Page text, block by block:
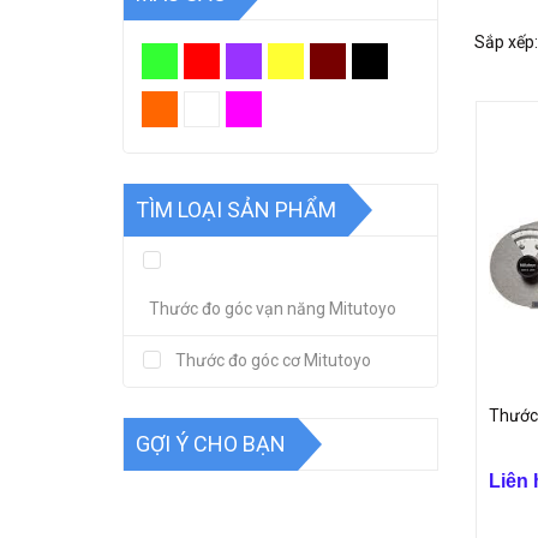
Dễ
Thước
phẩm
Công
Sắp xếp:
Liên
TÌM LOẠI SẢN PHẨM
Thước đo góc vạn năng Mitutoyo
Thước đo góc cơ Mitutoyo
GỢI Ý CHO BẠN